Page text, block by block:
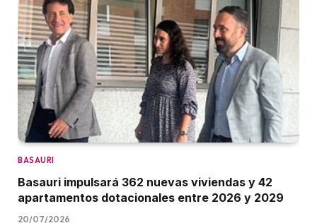
BASAURI
Basauri impulsará 362 nuevas viviendas y 42
apartamentos dotacionales entre 2026 y 2029
20/07/2026